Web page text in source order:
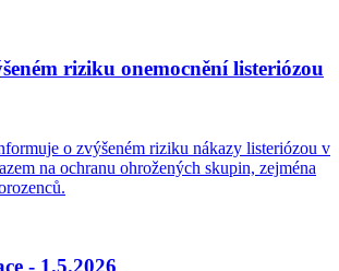
riziku onemocnění listeriózou
o zvýšeném riziku nákazy listeriózou v
na ochranu ohrožených skupin, zejména